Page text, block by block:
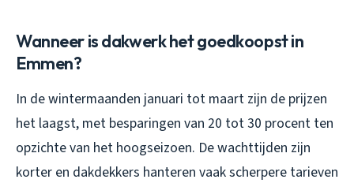
Wanneer is dakwerk het goedkoopst in
Emmen?
In de wintermaanden januari tot maart zijn de prijzen
het laagst, met besparingen van 20 tot 30 procent ten
opzichte van het hoogseizoen. De wachttijden zijn
korter en dakdekkers hanteren vaak scherpere tarieven